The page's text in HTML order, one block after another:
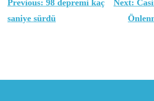
gezinmesi
Previous: 98 depremi kaç
saniye sürdü
Next: